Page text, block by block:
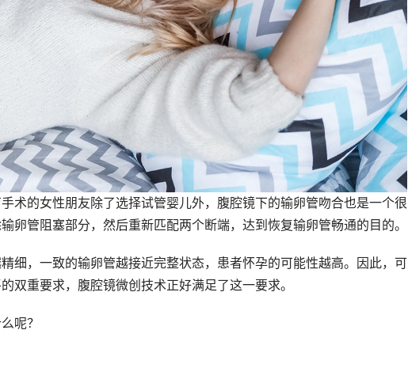
的女性朋友除了选择试管婴儿外，腹腔镜下的输卵管吻合也是一个很
卵管阻塞部分，然后重新匹配两个断端，达到恢复输卵管畅通的目的。
，一致的输卵管越接近完整状态，患者怀孕的可能性越高。因此，可
双重要求，腹腔镜微创技术正好满足了这一要求。
呢？